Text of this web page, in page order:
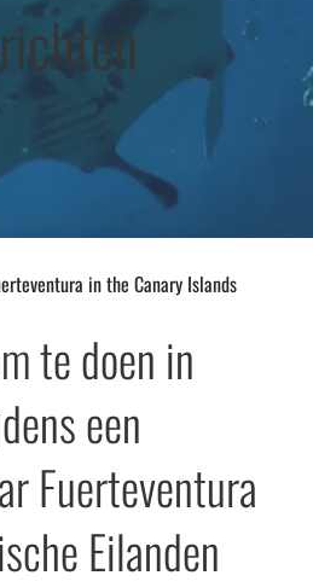
te doen in
een
Fuerteventura
Eilanden